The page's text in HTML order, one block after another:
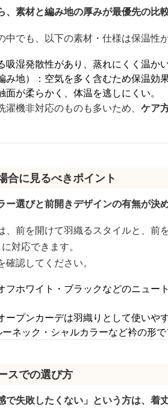
素材と編み地の厚みが最優先の比較
でも、以下の素材・仕様は保温性
吸湿発散性があり、蒸れにくく温かい
み地）：空気を多く含むため保温効
が柔らかく、体温を逃しにくい。
機非対応のものも多いため、 ケア
合に見るべきポイント
選びと前開きデザインの有無が決
、前を開けて羽織るスタイルと、
対応できます。
認してください。
フホワイト・ブラックなどのニュ
ープンカーデは羽織りとして使いや
ーネック・シャルカラーなど衿の形
スでの選び方
で失敗したくない」という方は、